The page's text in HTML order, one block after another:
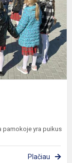
pamokoje yra puikus
Plačiau